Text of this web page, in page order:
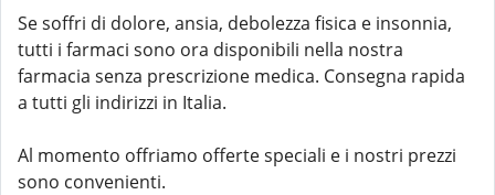
Se soffri di dolore, ansia, debolezza fisica e insonnia,
tutti i farmaci sono ora disponibili nella nostra
farmacia senza prescrizione medica. Consegna rapida
a tutti gli indirizzi in Italia.
Al momento offriamo offerte speciali e i nostri prezzi
sono convenienti.